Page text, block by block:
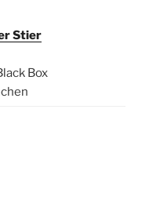
Stier
Box